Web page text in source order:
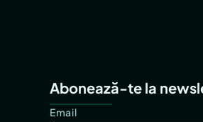
Abonează-te la
Email